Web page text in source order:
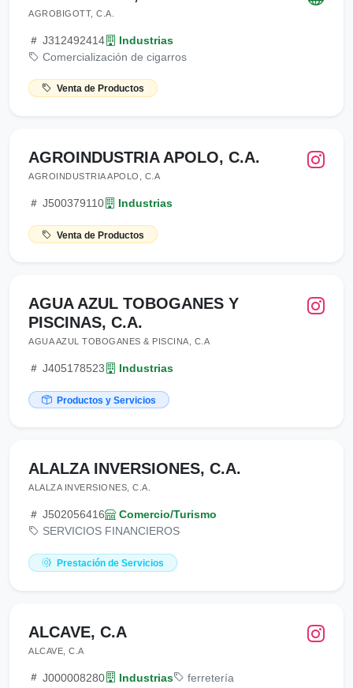
AGROBIGOTT, C.A.
J312492414
Industrias
Comercialización de cigarros
Venta de Productos
AGROINDUSTRIA APOLO, C.A.
AGROINDUSTRIA APOLO, C.A
J500379110 Industrias
Venta de Productos
AGUA AZUL TOBOGANES Y
PISCINAS, C.A.
AGUA AZUL TOBOGANES & PISCINA, C.A
J405178523 Industrias
Productos y Servicios
ALALZA INVERSIONES, C.A.
ALALZA INVERSIONES, C.A.
J502056416
Comercio/Turismo
SERVICIOS FINANCIEROS
Prestación de Servicios
ALCAVE, C.A
ALCAVE, C.A
J000008280 Industrias ferretería